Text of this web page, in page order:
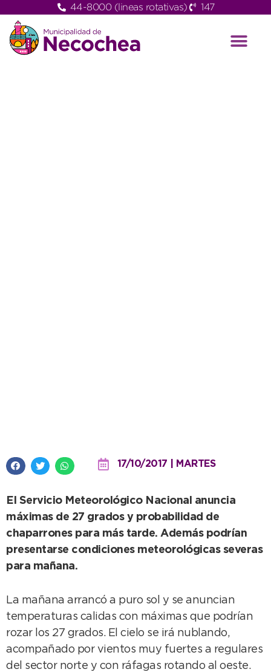
44-8000 (lineas rotativas) 147
17/10/2017 | MARTES
El Servicio Meteorológico Nacional anuncia
máximas de 27 grados y probabilidad de
chaparrones para más tarde. Además podrían
presentarse condiciones meteorológicas severas
para mañana.
La mañana arrancó a puro sol y se anuncian
temperaturas calidas con máximas que podrían
rozar los 27 grados. El cielo se irá nublando,
acompañado por vientos muy fuertes a regulares
del sector norte y con ráfagas rotando al oeste.